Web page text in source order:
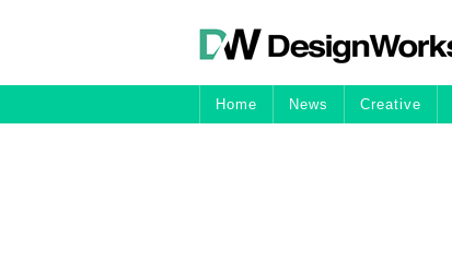
Home News Creative